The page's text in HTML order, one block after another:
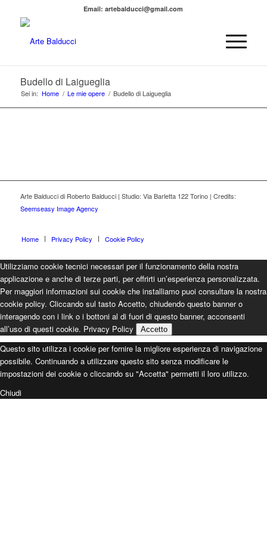
Email: artebalducci@gmail.com
Budello di Laigueglia
Sei in: Home / Le mie opere / Budello di Laigueglia
Arte Balducci di Roberto Balducci | Studio: Via Barletta 122 Torino | Credits:
Seemseasy Image Agency
Home Privacy Policy Cookie Policy
Utilizziamo cookie tecnici necessari per il funzionamento della nostra
applicazione e anche di terze parti, per offrirti un’esperienza personalizzata.
Per maggiori informazioni sui cookie che installiamo puoi consultare la nostra
cookie policy. Cliccando sul tasto Accetto, chiudendo questo banner o
interagendo con i link o i bottoni al di fuori di questo banner, acconsenti
all’uso di questi cookie. Privacy Policy Accetto
Questo sito utilizza i cookie per fornire la migliore esperienza di navigazione
possibile. Continuando a utilizzare questo sito senza modificare le
impostazioni dei cookie o cliccando su "Accetta" permetti il loro utilizzo.
Chiudi